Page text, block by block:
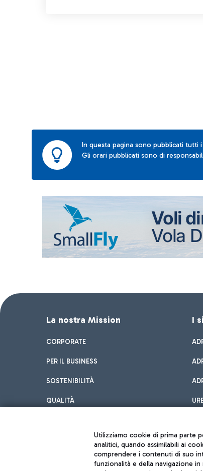
In questa pagina sono pubblicati tutti
Gli orari pubblicati sono di
La nostra Mission
CORPORATE
PER IL BUSINESS
SOSTENIBILITÀ
QUALITÀ
I
Utilizziamo cookie di prima parte
analitici, quando assimilabili ai
comprendere i contenuti di suo
funzionalità e della navigazione